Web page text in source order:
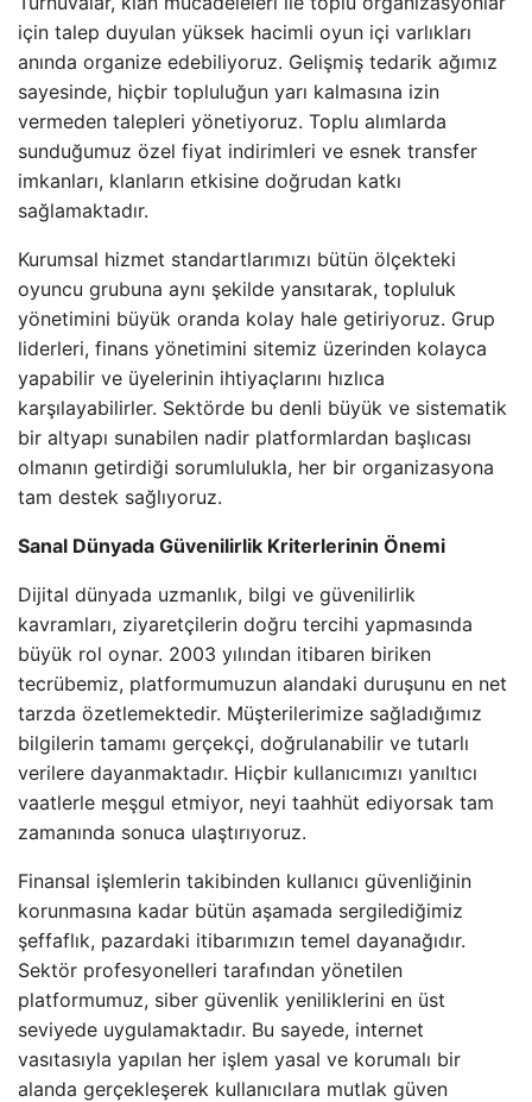
için talep duyulan yüksek hacimli oyun içi varlıkları
anında organize edebiliyoruz. Gelişmiş tedarik ağımız
sayesinde, hiçbir topluluğun yarı kalmasına izin
vermeden talepleri yönetiyoruz. Toplu alımlarda
sunduğumuz özel fiyat indirimleri ve esnek transfer
imkanları, klanların etkisine doğrudan katkı
sağlamaktadır.
Kurumsal hizmet standartlarımızı bütün ölçekteki
oyuncu grubuna aynı şekilde yansıtarak, topluluk
yönetimini büyük oranda kolay hale getiriyoruz. Grup
liderleri, finans yönetimini sitemiz üzerinden kolayca
yapabilir ve üyelerinin ihtiyaçlarını hızlıca
karşılayabilirler. Sektörde bu denli büyük ve sistematik
bir altyapı sunabilen nadir platformlardan başlıcası
olmanın getirdiği sorumlulukla, her bir organizasyona
tam destek sağlıyoruz.
Sanal Dünyada Güvenilirlik Kriterlerinin Önemi
Dijital dünyada uzmanlık, bilgi ve güvenilirlik
kavramları, ziyaretçilerin doğru tercihi yapmasında
büyük rol oynar. 2003 yılından itibaren biriken
tecrübemiz, platformumuzun alandaki duruşunu en net
tarzda özetlemektedir. Müşterilerimize sağladığımız
bilgilerin tamamı gerçekçi, doğrulanabilir ve tutarlı
verilere dayanmaktadır. Hiçbir kullanıcımızı yanıltıcı
vaatlerle meşgul etmiyor, neyi taahhüt ediyorsak tam
zamanında sonuca ulaştırıyoruz.
Finansal işlemlerin takibinden kullanıcı güvenliğinin
korunmasına kadar bütün aşamada sergilediğimiz
şeffaflık, pazardaki itibarımızın temel dayanağıdır.
Sektör profesyonelleri tarafından yönetilen
platformumuz, siber güvenlik yeniliklerini en üst
seviyede uygulamaktadır. Bu sayede, internet
vasıtasıyla yapılan her işlem yasal ve korumalı bir
alanda gerçekleşerek kullanıcılara mutlak güven